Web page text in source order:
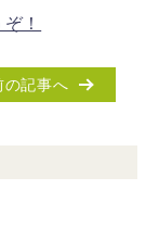
！
の記事へ